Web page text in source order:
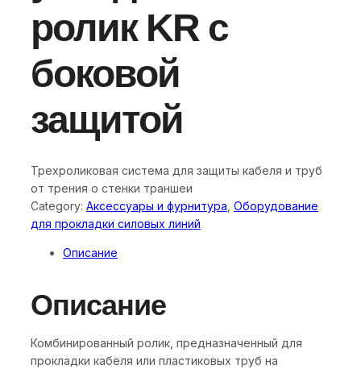
ролик KR с
боковой
защитой
Трехроликовая система для защиты кабеля и труб
от трения о стенки траншеи
Category: Аксессуары и фурнитура Оборудование
для прокладки силовых линий
Описание
Описание
Комбинированный ролик, предназначенный для
прокладки кабеля или пластиковых труб на